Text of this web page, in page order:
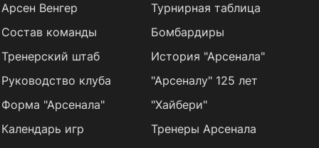
Арсен Венгер
Состав команды
Тренерский штаб
Руководство клуба
Форма "Арсенала"
Календарь игр
Турнирная таблица
Бомбардиры
История "Арсенала"
"Арсеналу" 125 лет
"Хайбери"
Тренеры Арсенала